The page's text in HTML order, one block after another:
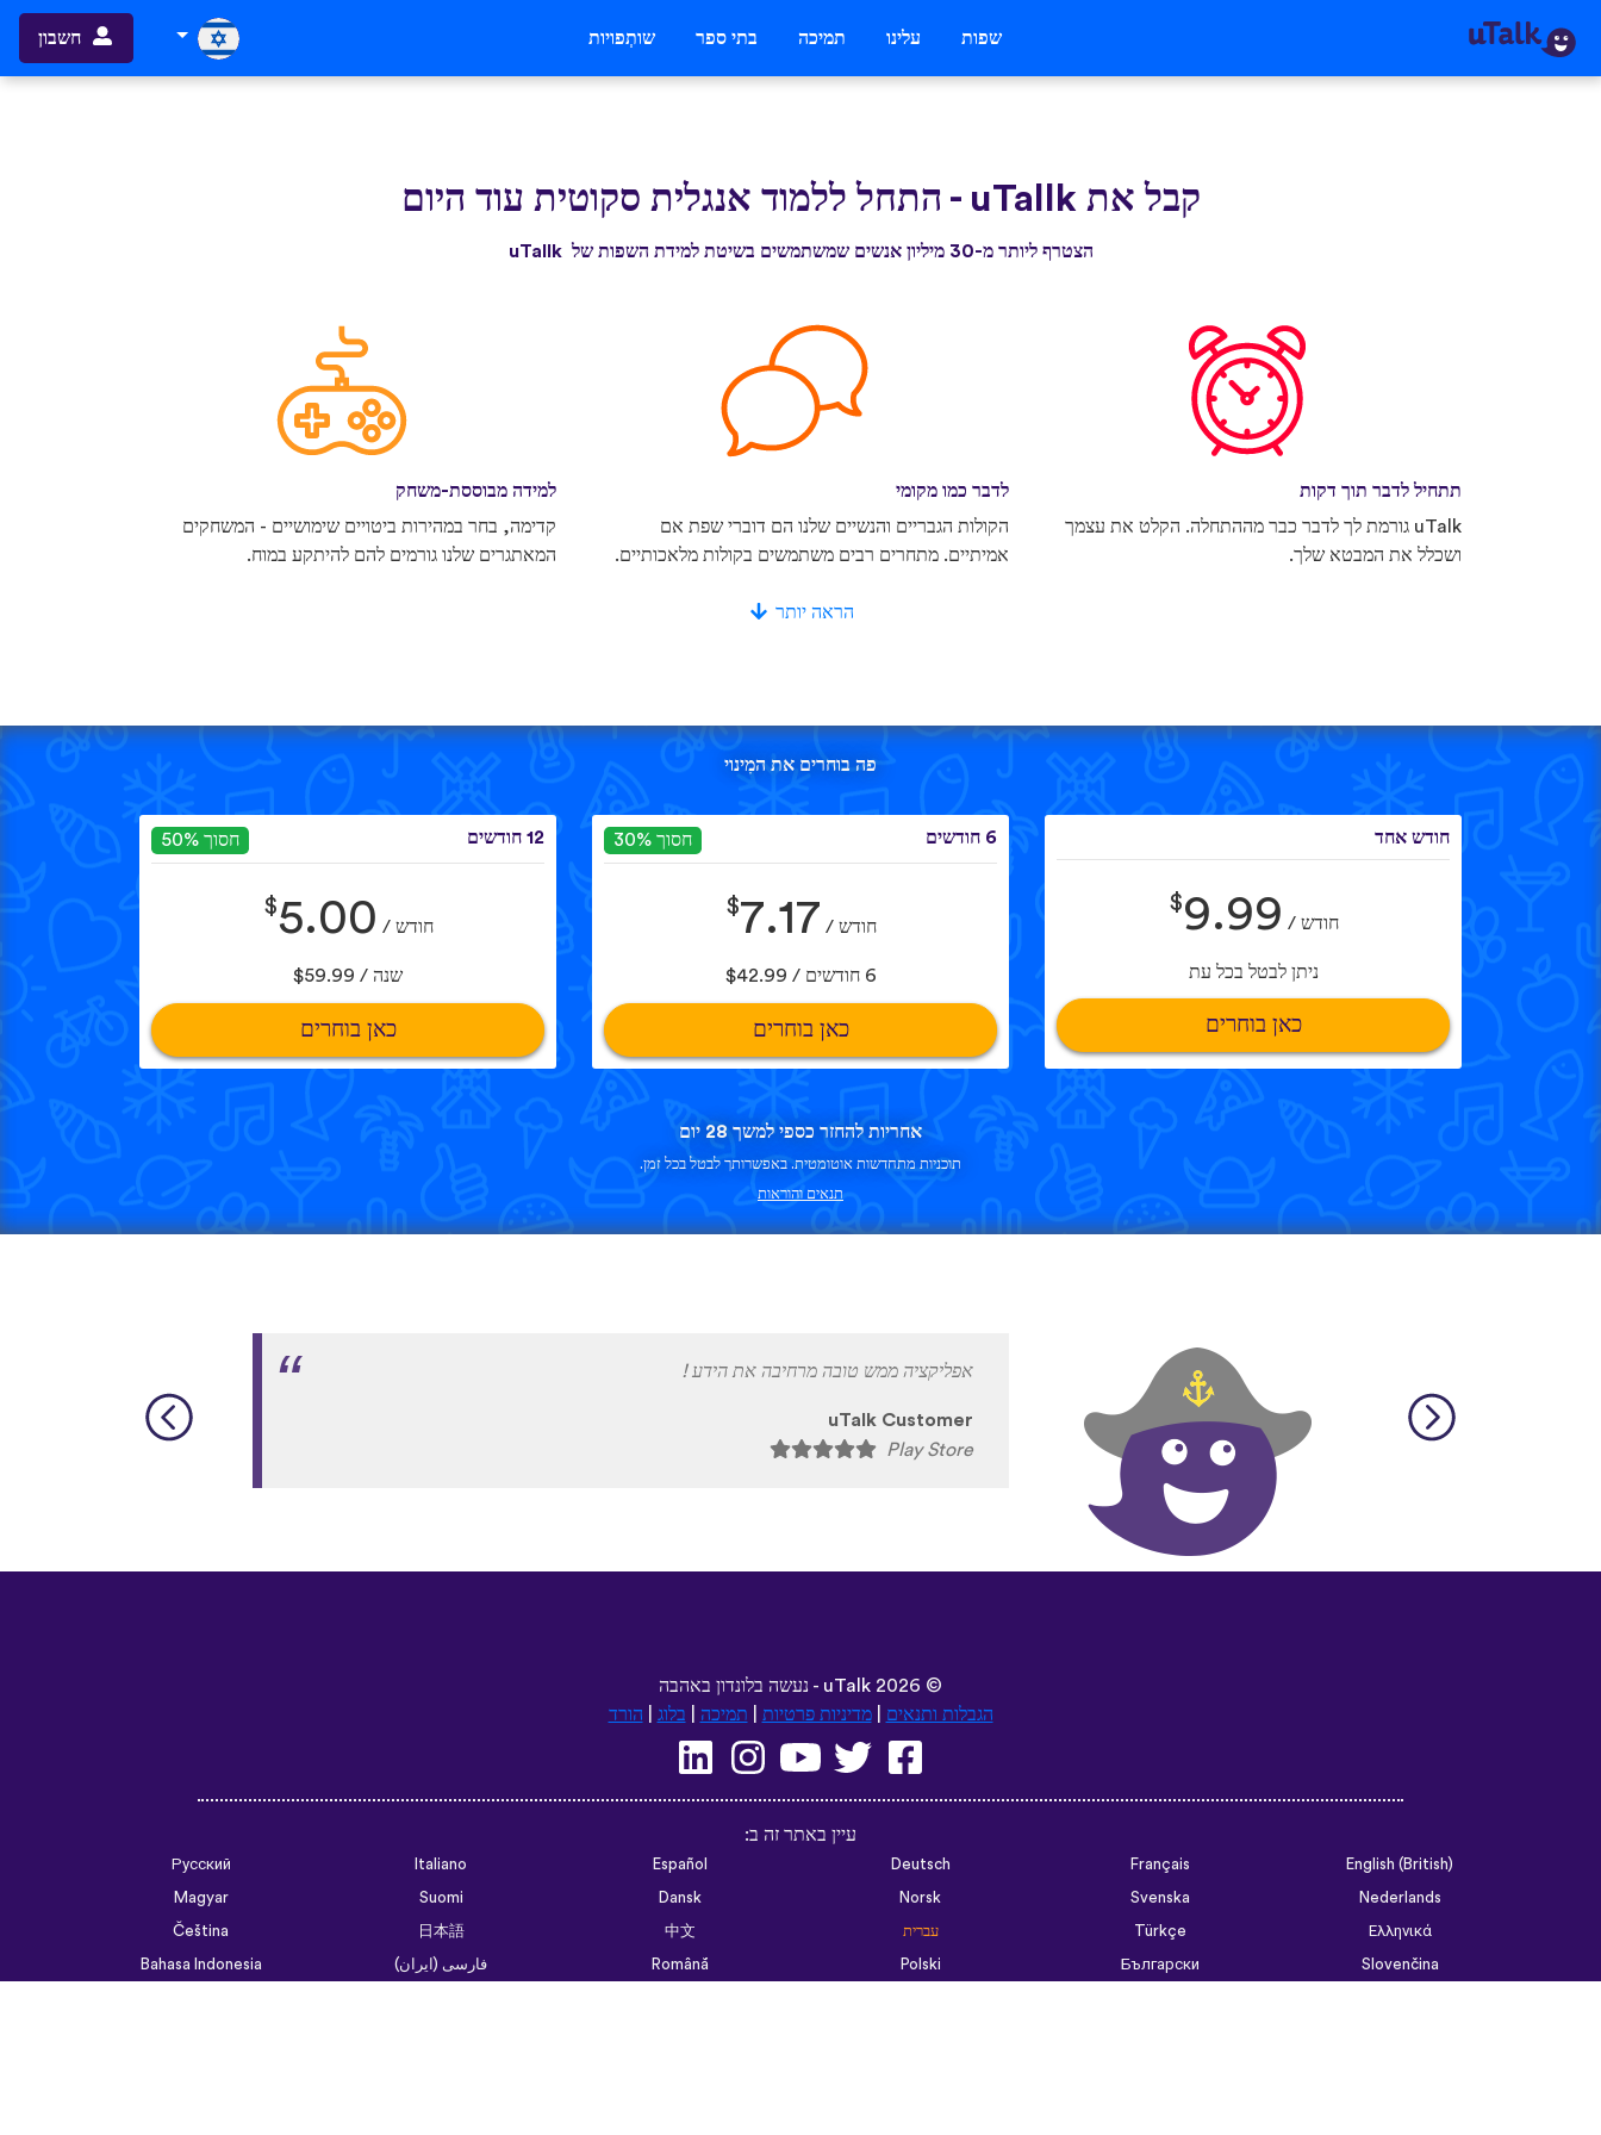
שפות עלינו תמיכה בתי ספר שותְפויות חשבון
קבל את uTallk - התחל ללמוד אנגלית סקוטית עוד היום
הצטרף ליותר מ-30 מיליון אנשים שמשתמשים בשיטת למידת השפות של uTallk
תתחיל לדבר תוך דקות
uTalk גורמת לך לדבר כבר מההתחלה. הקלט את עצמך
ושכלל את המבטא שלך.
לדבר כמו מקומי
הקולות הגבריים והנשיים שלנו הם דוברי שפת אם
אמיתיים. מתחרים רבים משתמשים בקולות מלאכותיים.
למידה מבוססת-משחק
קדימה, בחר במהירות ביטויים שימושיים - המשחקים
המאתגרים שלנו גורמים להם להיתקע במוח.
הראה יותר
פה בוחרים את המִינוי
חודש אחד
חודש /
$9.99
ניתן לבטל בכל עת
כאן בוחרים
6 חודשים חסוך 30%
חודש /
$7.17
6 חודשים / $42.99
כאן בוחרים
12 חודשים חסוך 50%
חודש /
$5.00
שנה / $59.99
כאן בוחרים
אחריות להחזר כספי למשך 28 יום
תוכניות מתחדשות אוטומטית. באפשרותך לבטל בכל זמן.
תנאים והוראות
עיין באתר זה ב:
English (British)
Français
Deutsch
Español
Italiano
Русский
Ελληνικά
Türkçe עברית 中文
日本語
Čeština
Slovenčina
Български
Polski
Română فارسی (ایران)
Bahasa Indonesia
ไทย
Tiếng Việt
한국어
Português do Brasil
Українська
العربية الرسمية الحديثة
Монгол
Azərbaycan dili